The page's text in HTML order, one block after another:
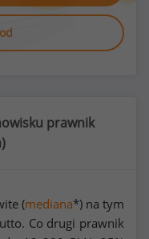
prawnik
)
(mediana*) na tym
Co drugi prawnik